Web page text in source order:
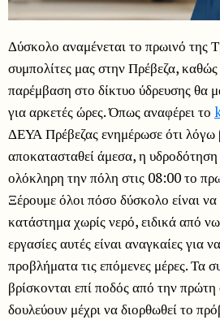
Δύσκολο αναμένεται το πρωινό της
συμπολίτες μας στην Πρέβεζα,
παρέμβαση στο δίκτυο ύδρευσης θα
για αρκετές ώρες. Όπως αναφέρει το
ΔΕΥΑ Πρέβεζας ενημέρωσε ότι λόγω
αποκατασταθεί άμεσα, η υδροδότηση
ολόκληρη την πόλη στις 08:00 το
Ξέρουμε όλοι πόσο δύσκολο είναι να
κατάστημα χωρίς νερό, ειδικά από
εργασίες αυτές είναι αναγκαίες για
προβλήματα τις επόμενες μέρες. Τα
βρίσκονται επί ποδός από την πρώτη
δουλεύουν μέχρι να διορθωθεί το